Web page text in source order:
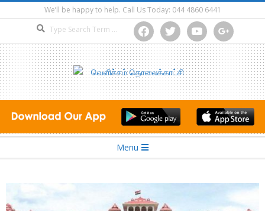
to
We’ll be happy to help. Call Us Today: 044 4860 6441
facebooktwitter youtube google
Menu